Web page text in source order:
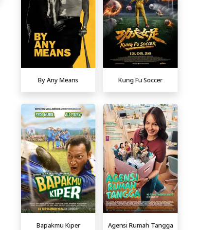
By Any Means Kung Fu Soccer
Bapakmu Kiper Agensi Rumah Tangga